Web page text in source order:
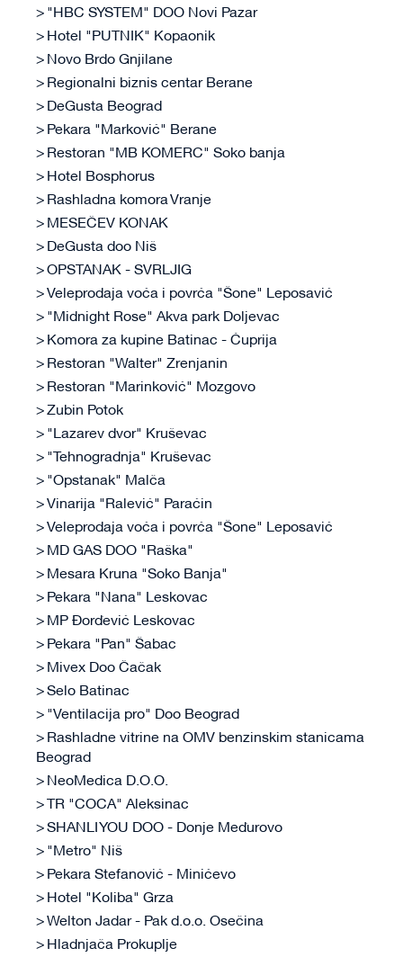
"HBC SYSTEM" DOO Novi Pazar
Hotel "PUTNIK" Kopaonik
Novo Brdo Gnjilane
Regionalni biznis centar Berane
DeGusta Beograd
Pekara "Marković" Berane
Restoran "MB KOMERC" Soko banja
Hotel Bosphorus
Rashladna komora Vranje
MESEČEV KONAK
DeGusta doo Niš
OPSTANAK - SVRLJIG
Veleprodaja voća i povrća "Šone" Leposavić
"Midnight Rose" Akva park Doljevac
Komora za kupine Batinac - Ćuprija
Restoran "Walter" Zrenjanin
Restoran "Marinković" Mozgovo
Zubin Potok
"Lazarev dvor" Kruševac
"Tehnogradnja" Kruševac
"Opstanak" Malča
Vinarija "Ralević" Paraćin
Veleprodaja voća i povrća "Šone" Leposavić
MD GAS DOO "Raška"
Mesara Kruna "Soko Banja"
Pekara "Nana" Leskovac
MP Đorđević Leskovac
Pekara "Pan" Šabac
Mivex Doo Čačak
Selo Batinac
"Ventilacija pro" Doo Beograd
Rashladne vitrine na OMV benzinskim stanicama
Beograd
NeoMedica D.O.O.
TR "COCA" Aleksinac
SHANLI YOU DOO - Donje Međurovo
"Metro" Niš
Pekara Stefanović - Minićevo
Hotel "Koliba" Grza
Welton Jadar - Pak d.o.o. Osečina
Hladnjača Prokuplje